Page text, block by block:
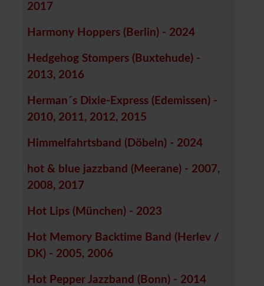
2017
Harmony Hoppers (Berlin) - 2024
Hedgehog Stompers (Buxtehude) -
2013, 2016
Herman´s Dixie-Express (Edemissen) -
2010, 2011, 2012, 2015
Himmelfahrtsband (Döbeln) - 2024
hot & blue jazzband (Meerane) - 2007,
2008, 2017
Hot Lips (München) - 2023
Hot Memory Backtime Band (Herlev /
DK) - 2005, 2006
Hot Pepper Jazzband (Bonn) - 2014